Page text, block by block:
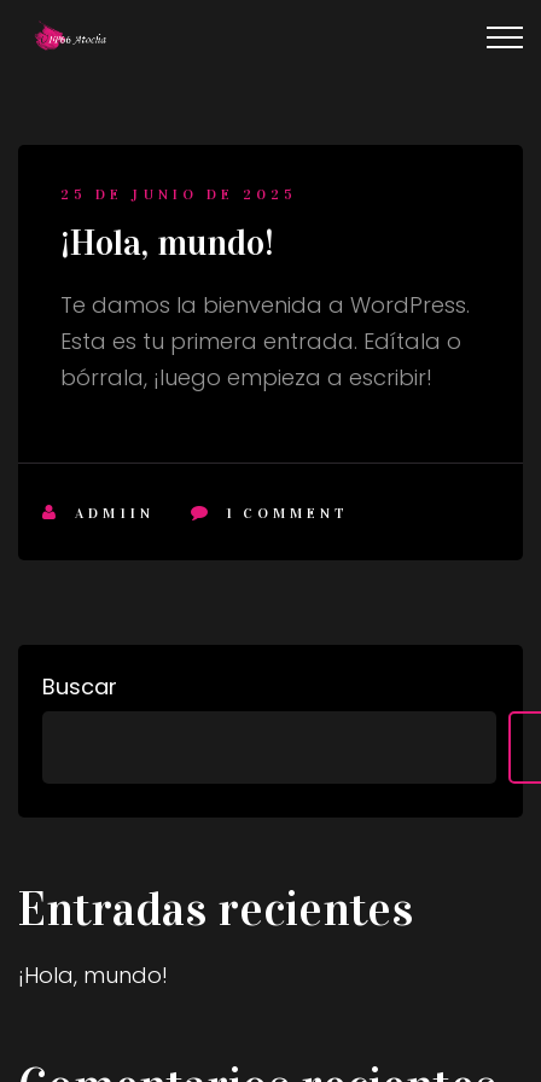
25 DE JUNIO DE 2025
¡Hola, mundo!
Te damos la bienvenida a WordPress.
Esta es tu primera entrada. Edítala o
bórrala, ¡luego empieza a escribir!
ADM1IN 1 COMMENT
Buscar
Entradas recientes
¡Hola, mundo!